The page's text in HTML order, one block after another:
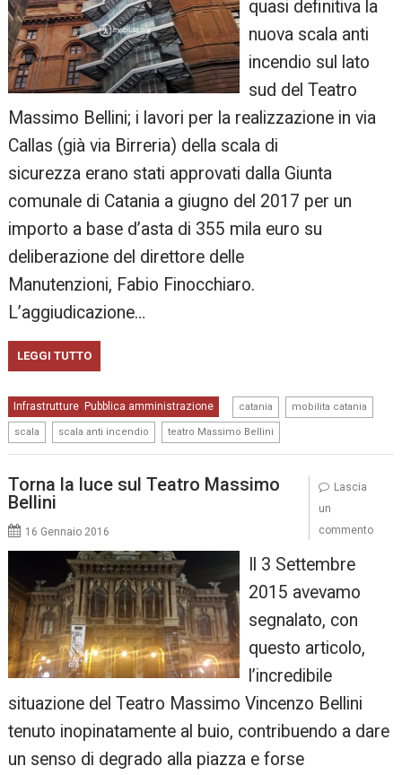
quasi definitiva la
nuova scala anti
incendio sul lato
sud del Teatro
Massimo Bellini; i lavori per la realizzazione in via
Callas (già via Birreria) della scala di
sicurezza erano stati approvati dalla Giunta
comunale di Catania a giugno del 2017 per un
importo a base d’asta di 355 mila euro su
deliberazione del direttore delle
Manutenzioni, Fabio Finocchiaro.
L’aggiudicazione…
LEGGI TUTTO
Infrastrutture, Pubblica amministrazione catania mobilita catania
scala scala anti incendio teatro Massimo Bellini
Torna la luce sul Teatro Massimo
Bellini
16 Gennaio 2016
Il 3 Settembre
2015 avevamo
segnalato, con
questo articolo,
l’incredibile
situazione del Teatro Massimo Vincenzo Bellini
tenuto inopinatamente al buio, contribuendo a dare
un senso di degrado alla piazza e forse
Lascia
un
commento